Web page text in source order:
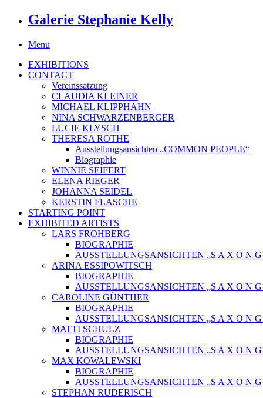
Galerie Stephanie Kelly
Menu
EXHIBITIONS
CONTACT
Vereinssatzung
CLAUDIA KLEINER
MICHAEL KLIPPHAHN
NINA SCHWARZENBERGER
LUCIE KLYSCH
THERESA ROTHE
Ausstellungsansichten „COMMON PEOPLE“
Biographie
WINNIE SEIFERT
ELENA RIEGER
JOHANNA SEIDEL
KERSTIN FLASCHE
STARTING POINT
EXHIBITED ARTISTS
LARS FROHBERG
BIOGRAPHIE
AUSSTELLUNGSANSICHTEN „S A X O N
ARINA ESSIPOWITSCH
BIOGRAPHIE
AUSSTELLUNGSANSICHTEN „S A X O N
CAROLINE GÜNTHER
BIOGRAPHIE
AUSSTELLUNGSANSICHTEN „S A X O N
MATTI SCHULZ
BIOGRAPHIE
AUSSTELLUNGSANSICHTEN „S A X O N
MAX KOWALEWSKI
BIOGRAPHIE
AUSSTELLUNGSANSICHTEN „S A X O N
STEPHAN RUDERISCH